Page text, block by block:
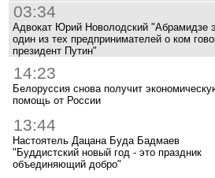
03:34
Адвокат Юрий Новолодский "Абрамидзе
один из тех предпринимателей о ком
президент Путин"
14:23
Белоруссия снова получит
помощь от России
13:44
Настоятель Дацана Буда Бадмаев
"Буддистский новый год - это праздник
объединяющий добро"